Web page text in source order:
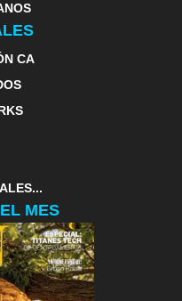
CA
MES